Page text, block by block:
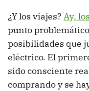
¿Y los viajes? Ay,
punto
posibilidades que
eléctrico. El
sido consciente
comprando y se